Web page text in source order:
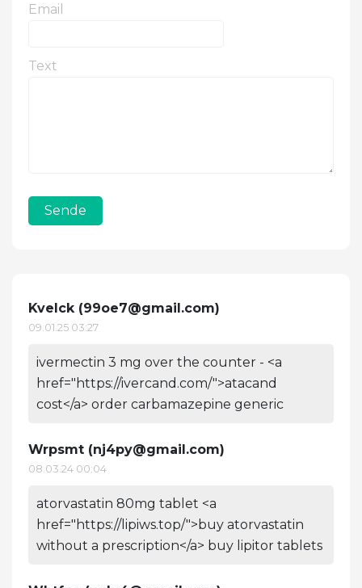
Email
Text
Sende
Kvelck (99oe7@gmail.com)
09.01.25 03:27
ivermectin 3 mg over the counter - <a
href="https://ivercand.com/">atacand
cost</a> order carbamazepine generic
Wrpsmt (nj4py@gmail.com)
08.03.24 00:04
atorvastatin 80mg tablet <a
href="https://lipiws.top/">buy atorvastatin
without a prescription</a> buy lipitor tablets